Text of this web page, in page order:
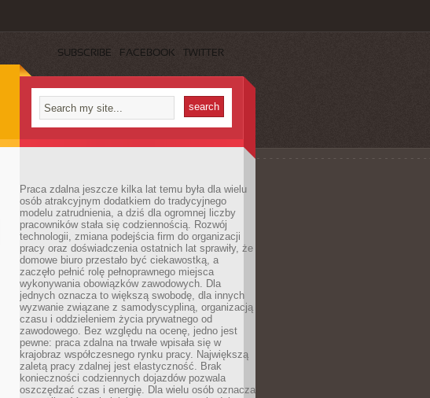
SUBSCRIBE FACEBOOK TWITTER
Praca zdalna jeszcze kilka lat temu była dla wielu
osób atrakcyjnym dodatkiem do tradycyjnego
modelu zatrudnienia, a dziś dla ogromnej liczby
pracowników stała się codziennością. Rozwój
technologii, zmiana podejścia firm do organizacji
pracy oraz doświadczenia ostatnich lat sprawiły, że
domowe biuro przestało być ciekawostką, a
zaczęło pełnić rolę pełnoprawnego miejsca
wykonywania obowiązków zawodowych. Dla
jednych oznacza to większą swobodę, dla innych
wyzwanie związane z samodyscypliną, organizacją
czasu i oddzieleniem życia prywatnego od
zawodowego. Bez względu na ocenę, jedno jest
pewne: praca zdalna na trwałe wpisała się w
krajobraz współczesnego rynku pracy. Największą
zaletą pracy zdalnej jest elastyczność. Brak
konieczności codziennych dojazdów pozwala
oszczędzać czas i energię. Dla wielu osób oznacza